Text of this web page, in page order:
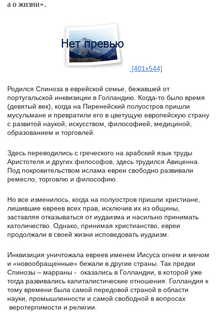
а о жизни».
[401x544]
Родился Спиноза в еврейской семье, бежавшей от
португальской инквизиции в Голландию. Когда-то было время
(девятый век), когда на Пиренейский полуостров пришли
мусульмане и превратили его в цветущую европейскую страну
с развитой наукой, искусством, философией, медициной,
образованием и торговлей.
Здесь переводились с греческого на арабский язык труды
Аристотеля и других философов, здесь трудился Авиценна.
Под покровительством ислама евреи свободно развивали
ремесло, торговлю и философию.
Но все изменилось, когда на полуостров пришли христиане,
лишившие евреев всех прав, исключив их из общины,
заставляя отказываться от иудаизма и насильно принимать
католичество. Однако, принимая христианство, евреи
продолжали в своей жизни исповедовать иудаизм.
Инквизиция уничтожала евреев именем Иисуса огнем и мечом
и «новообращенные» бежали в другие страны. Так предки
Спинозы – марраны - оказались в Голландии, в которой уже
тогда развивались капиталистические отношения. Голландия к
тому времени была самой передовой страной в области
науки, промышленности и самой свободной в вопросах
веротерпимости и религии.